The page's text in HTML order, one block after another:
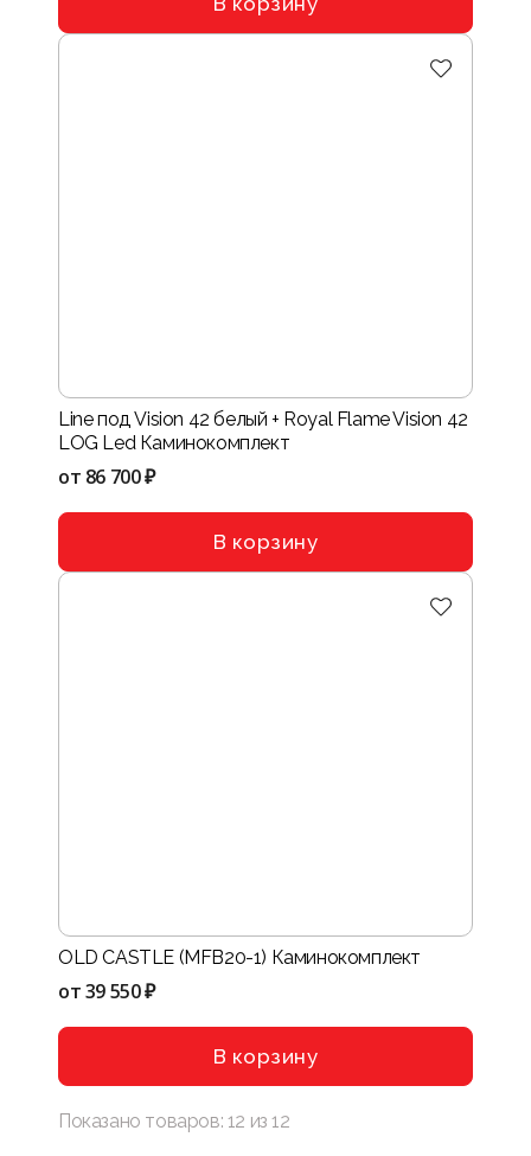
Line под Vision 42 белый + Royal Flame Vision 42
LOG Led Каминокомплект
от 86 700 ₽
В корзину
OLD CASTLE (MFB20-1) Каминокомплект
от39 550 ₽
В корзину
Показано товаров: 12 из12